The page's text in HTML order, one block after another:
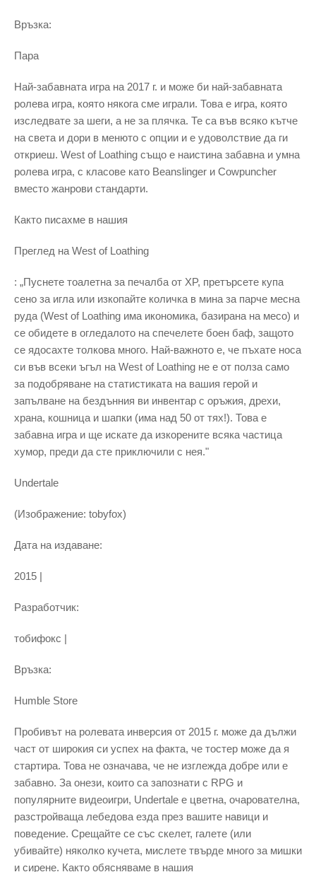
Връзка:
Пара
Най-забавната игра на 2017 г. и може би най-забавната
ролева игра, която някога сме играли. Това е игра, която
изследвате за шеги, а не за плячка. Те са във всяко кътче
на света и дори в менюто с опции и е удоволствие да ги
откриеш. West of Loathing също е наистина забавна и умна
ролева игра, с класове като Beanslinger и Cowpuncher
вместо жанрови стандарти.
Както писахме в нашия
Преглед на West of Loathing
: „Пуснете тоалетна за печалба от XP, претърсете купа
сено за игла или изкопайте количка в мина за парче месна
руда (West of Loathing има икономика, базирана на месо) и
се обидете в огледалото на спечелете боен баф, защото
се ядосахте толкова много. Най-важното е, че пъхате носа
си във всеки ъгъл на West of Loathing не е от полза само
за подобряване на статистиката на вашия герой и
запълване на бездънния ви инвентар с оръжия, дрехи,
храна, кошница и шапки (има над 50 от тях!). Това е
забавна игра и ще искате да изкорените всяка частица
хумор, преди да сте приключили с нея."
Undertale
(Изображение: tobyfox)
Дата на издаване:
2015 |
Разработчик:
тобифокс |
Връзка:
Humble Store
Пробивът на ролевата инверсия от 2015 г. може да дължи
част от широкия си успех на факта, че тостер може да я
стартира. Това не означава, че не изглежда добре или е
забавно. За онези, които са запознати с RPG и
популярните видеоигри, Undertale е цветна, очарователна,
разстройваща лебедова езда през вашите навици и
поведение. Срещайте се със скелет, галете (или
убивайте) няколко кучета, мислете твърде много за мишки
и сирене. Както обясняваме в нашия